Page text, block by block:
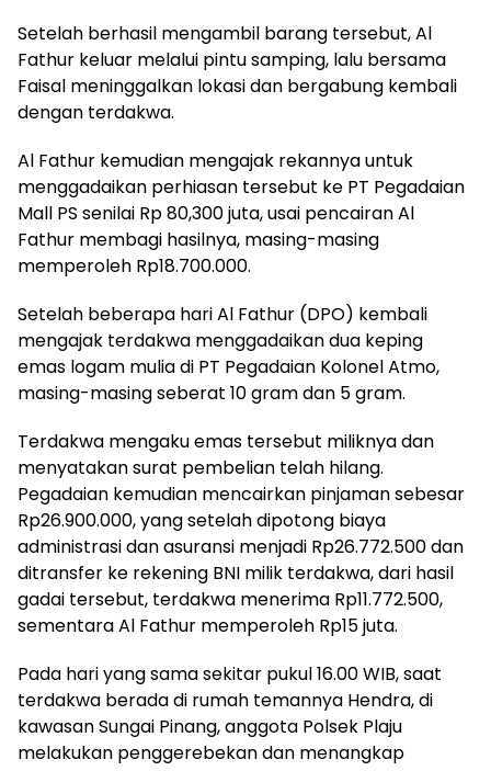
Setelah berhasil mengambil barang tersebut, Al
Fathur keluar melalui pintu samping, lalu bersama
Faisal meninggalkan lokasi dan bergabung kembali
dengan terdakwa.
Al Fathur kemudian mengajak rekannya untuk
menggadaikan perhiasan tersebut ke PT Pegadaian
Mall PS senilai Rp 80,300 juta, usai pencairan Al
Fathur membagi hasilnya, masing-masing
memperoleh Rp18.700.000.
Setelah beberapa hari Al Fathur (DPO) kembali
mengajak terdakwa menggadaikan dua keping
emas logam mulia di PT Pegadaian Kolonel Atmo,
masing-masing seberat 10 gram dan 5 gram.
Terdakwa mengaku emas tersebut miliknya dan
menyatakan surat pembelian telah hilang.
Pegadaian kemudian mencairkan pinjaman sebesar
Rp26.900.000, yang setelah dipotong biaya
administrasi dan asuransi menjadi Rp26.772.500 dan
ditransfer ke rekening BNI milik terdakwa, dari hasil
gadai tersebut, terdakwa menerima Rp11.772.500,
sementara Al Fathur memperoleh Rp15 juta.
Pada hari yang sama sekitar pukul 16.00 WIB, saat
terdakwa berada di rumah temannya Hendra, di
kawasan Sungai Pinang, anggota Polsek Plaju
melakukan penggerebekan dan menangkap